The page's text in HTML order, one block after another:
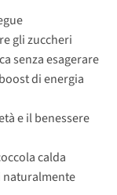
gli zuccheri
senza esagerare
di energia
e il benessere
calda
naturalmente